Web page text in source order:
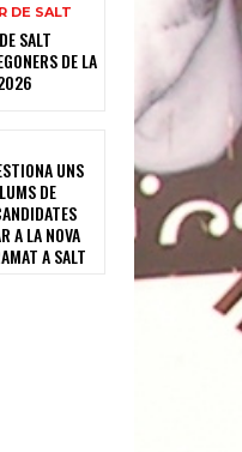
DE SALT
SALT
DE LA
UNS
DE
A LA NOVA
A SALT